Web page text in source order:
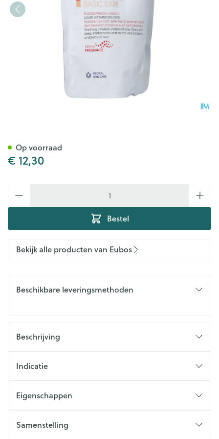
€ 12,30
Bestel
Op voorraad
Bekijk alle producten van Eubos
Beschikbare leveringsmethoden
Beschrijving
Indicatie
Eigenschappen
Samenstelling